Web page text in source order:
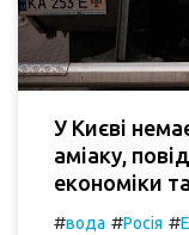
У Києві
аміаку,
економіки
#вода #Росія #